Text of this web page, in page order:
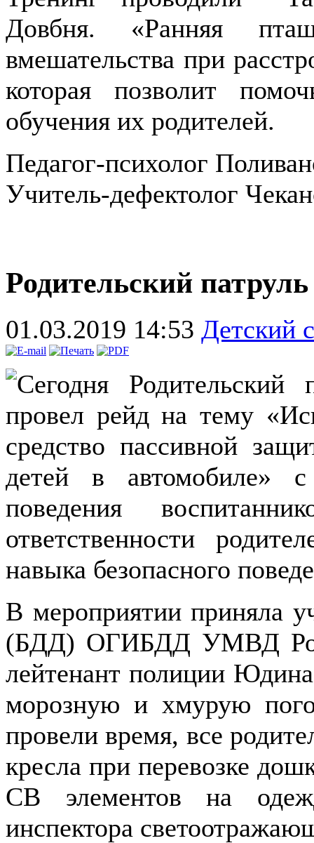
Довбня. «Ранняя
вмешательства при
которая позволит
обучения их родителей.
Педагог-психолог
Учитель-дефектолог
Родительский патруль
01.03.2019 14:53 Детский
Сегодня Родительский
провел рейд на тему
средство пассивной
детей в автомобиле»
поведения
ответственности
навыка безопасного
В мероприятии приняла
(БДД) ОГИБДД УМВД
лейтенант полиции
морозную и хмурую
провели время, все
кресла при перевозке
СВ элементов на
инспектора